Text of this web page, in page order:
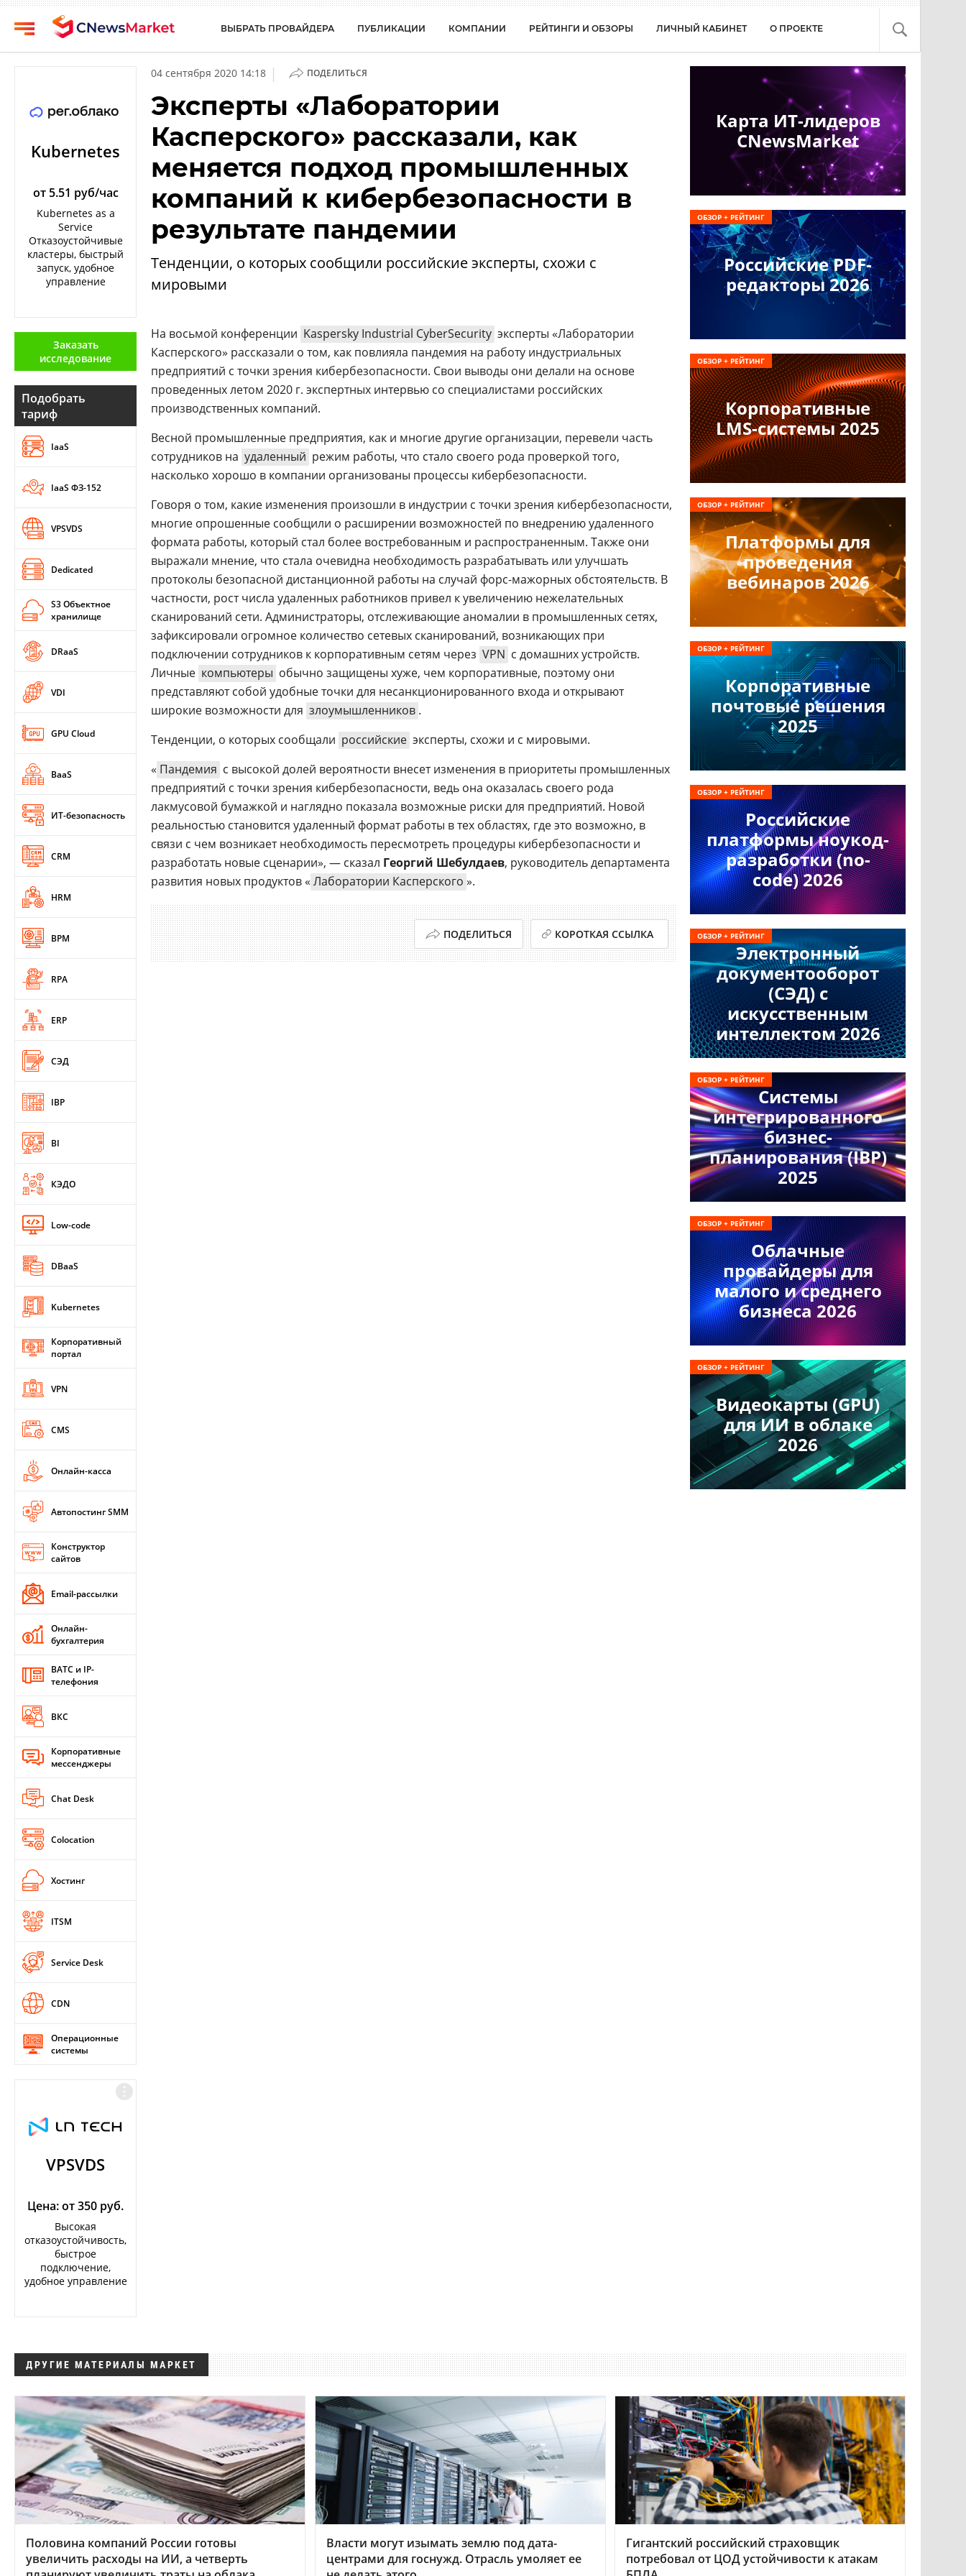
Публикации
обзоры
Личный
кабинет
проекте
Аналитика
Конференции
Техника
издании
Вакансии
Контакты
Telegram
Конференции
Техника
ВЫБРАТЬ ПРОВАЙДЕРА ПУБЛИКАЦИИ КОМПАНИИ РЕЙТИНГИ И ОБЗОРЫ ЛИЧНЫЙ КАБИНЕТ О ПРОЕКТЕ
Kubernetes
от 5.51 руб/час
Kubernetes as a
Service
Отказоустойчивые
кластеры, быстрый
запуск, удобное
управление
Заказать
исследование
Подобрать
тариф
IaaS
IaaS ФЗ-152
VPSVDS
Dedicated
S3 Объектное
хранилище
DRaaS
VDI
GPU Cloud
BaaS
ИТ-безопасность
CRM
HRM
BPM
RPA
ERP
СЭД
IBP
BI
КЭДО
Low-code
DBaaS
Kubernetes
Корпоративный
портал
VPN
CMS
Онлайн-касса
Автопостинг SMM
Конструктор
сайтов
Email-рассылки
Онлайн-
бухгалтерия
ВАТС и IP-
телефония
ВКС
Корпоративные
мессенджеры
Chat Desk
Colocation
Хостинг
ITSM
Service Desk
CDN
Операционные
системы
VPSVDS
Цена: от 350 руб.
Высокая
отказоустойчивость,
быстрое
подключение,
удобное управление
04 сентября 2020 14:18 | ПОДЕЛИТЬСЯ
Эксперты «Лаборатории
Касперского» рассказали, как
меняется подход промышленных
компаний к кибербезопасности в
результате пандемии
Тенденции, о которых сообщили российские эксперты, схожи с
мировыми
На восьмой конференции Kaspersky Industrial CyberSecurity эксперты «Лаборатории
Касперского» рассказали о том, как повлияла пандемия на работу индустриальных
предприятий с точки зрения кибербезопасности. Свои выводы они делали на основе
проведенных летом 2020 г. экспертных интервью со специалистами российских
производственных компаний.
Весной промышленные предприятия, как и многие другие организации, перевели часть
сотрудников на удаленный режим работы, что стало своего рода проверкой того,
насколько хорошо в компании организованы процессы кибербезопасности.
Говоря о том, какие изменения произошли в индустрии с точки зрения кибербезопасности,
многие опрошенные сообщили о расширении возможностей по внедрению удаленного
формата работы, который стал более востребованным и распространенным. Также они
выражали мнение, что стала очевидна необходимость разрабатывать или улучшать
протоколы безопасной дистанционной работы на случай форс-мажорных обстоятельств. В
частности, рост числа удаленных работников привел к увеличению нежелательных
сканирований сети. Администраторы, отслеживающие аномалии в промышленных сетях,
зафиксировали огромное количество сетевых сканирований, возникающих при
подключении сотрудников к корпоративным сетям через VPN с домашних устройств.
Личные компьютеры обычно защищены хуже, чем корпоративные, поэтому они
представляют собой удобные точки для несанкционированного входа и открывают
широкие возможности для злоумышленников .
Тенденции, о которых сообщали российские эксперты, схожи и с мировыми.
« Пандемия с высокой долей вероятности внесет изменения в приоритеты промышленных
предприятий с точки зрения кибербезопасности, ведь она оказалась своего рода
лакмусовой бумажкой и наглядно показала возможные риски для предприятий. Новой
реальностью становится удаленный формат работы в тех областях, где это возможно, в
связи с чем возникает необходимость пересмотреть процедуры кибербезопасности и
разработать новые сценарии», — сказал Георгий Шебулдаев, руководитель департамента
развития новых продуктов « Лаборатории Касперского ».
ПОДЕЛИТЬСЯ КОРОТКАЯ ССЫЛКА
Карта ИТ-лидеров
CNewsMarket
Российские PDF-
редакторы 2026
ОБЗОР + РЕЙТИНГ
Корпоративные
LMS-системы 2025
ОБЗОР + РЕЙТИНГ
Платформы для
проведения
вебинаров 2026
ОБЗОР + РЕЙТИНГ
Корпоративные
почтовые решения
2025
ОБЗОР + РЕЙТИНГ
Российские
платформы ноукод-
разработки (no-
code) 2026
ОБЗОР + РЕЙТИНГ
Электронный
документооборот
(СЭД) с
искусственным
интеллектом 2026
ОБЗОР + РЕЙТИНГ
Системы
интегрированного
бизнес-
планирования (IBP)
2025
ОБЗОР + РЕЙТИНГ
Облачные
провайдеры для
малого и среднего
бизнеса 2026
ОБЗОР + РЕЙТИНГ
Видеокарты (GPU)
для ИИ в облаке
2026
ОБЗОР + РЕЙТИНГ
ДРУГИЕ МАТЕРИАЛЫ МАРКЕТ
Половина компаний России готовы
увеличить расходы на ИИ, а четверть
Власти могут изымать землю под дата-
центрами для госнужд. Отрасль умоляет ее
Гигантский российский страховщик
потребовал от ЦОД устойчивости к атакам